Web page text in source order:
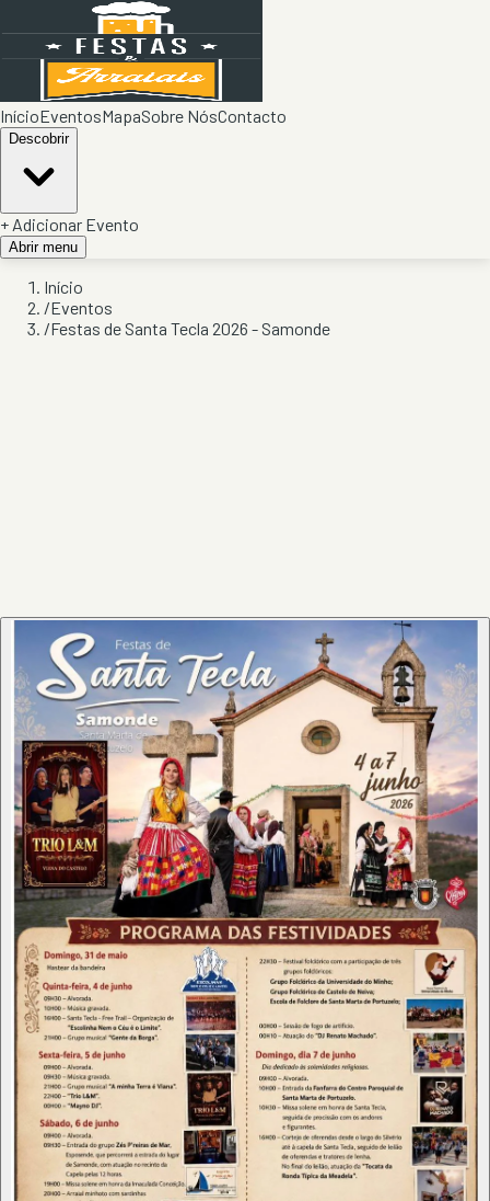
InícioEventosMapaSobre NósContacto
Descobrir
+ Adicionar Evento
Abrir menu
Início
/Eventos
/Festas de Santa Tecla 2026 - Samonde